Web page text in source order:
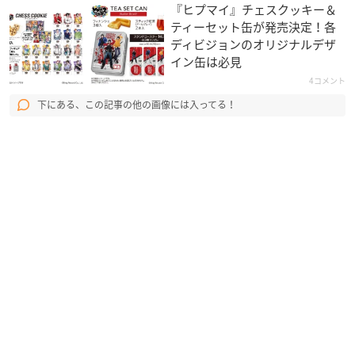
『ヒプマイ』チェスクッキー＆
ティーセット缶が発売決定！各
ディビジョンのオリジナルデザ
イン缶は必見
4コメント
下にある、この記事の他の画像には入ってる！